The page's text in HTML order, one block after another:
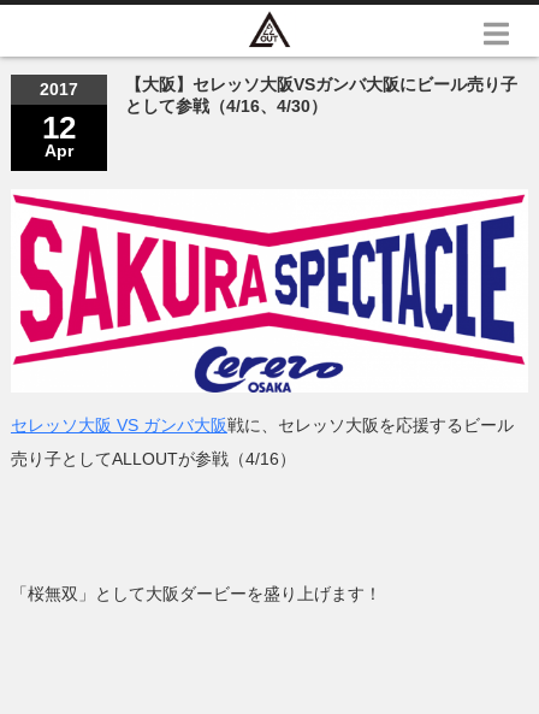
2017
12
Apr
【大阪】セレッソ大阪VSガンバ大阪にビール売り子
として参戦（4/16、4/30）
セレッソ大阪 VS ガンバ大阪戦に、セレッソ大阪を応援するビール
売り子としてALLOUTが参戦（4/16）
「桜無双」として大阪ダービーを盛り上げます！